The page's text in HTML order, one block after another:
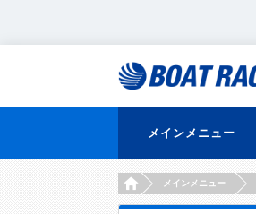
メインメニュー
HOMEメインメニュー